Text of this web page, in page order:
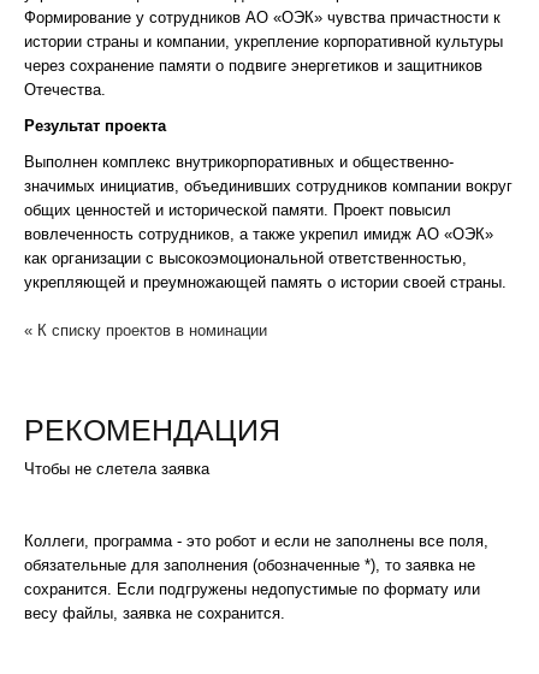
Формирование у сотрудников АО «ОЭК» чувства причастности к
истории страны и компании, укрепление корпоративной культуры
через сохранение памяти о подвиге энергетиков и защитников
Отечества.
Результат проекта
Выполнен комплекс внутрикорпоративных и общественно-
значимых инициатив, объединивших сотрудников компании вокруг
общих ценностей и исторической памяти. Проект повысил
вовлеченность сотрудников, а также укрепил имидж АО «ОЭК»
как организации с высокоэмоциональной ответственностью,
укрепляющей и преумножающей память о истории своей страны.
« К списку проектов в номинации
РЕКОМЕНДАЦИЯ
Чтобы не слетела заявка
Коллеги, программа - это робот и если не заполнены все поля,
обязательные для заполнения (обозначенные *), то заявка не
сохранится. Если подгружены недопустимые по формату или
весу файлы, заявка не сохранится.